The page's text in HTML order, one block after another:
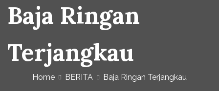
Baja Ringan
Terjangkau
Home BERITA Baja Ringan Terjangkau